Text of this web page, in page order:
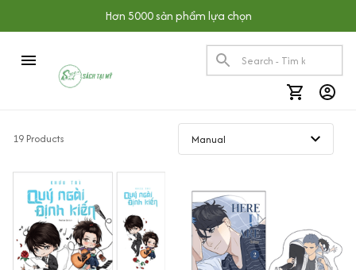
Hơn 5000 sản phẩm lựa chọn
19 Products